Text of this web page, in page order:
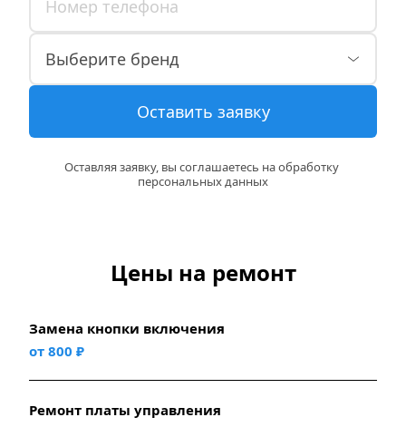
Оставить заявку
Оставляя заявку, вы соглашаетесь на обработку
персональных данных
Цены на ремонт
Замена кнопки включения
от 800 ₽
Ремонт платы управления